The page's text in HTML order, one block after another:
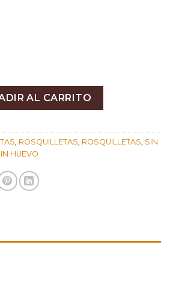
AL CARRITO
ROSQUILLETAS ROSQUILLETAS SIN
HUEVO